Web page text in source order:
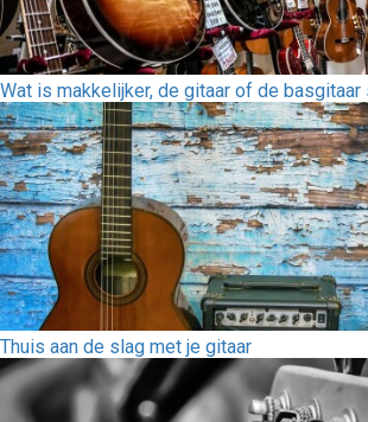
Wat is makkelijker, de gitaar of de basgitaar
Thuis aan de slag met je gitaar